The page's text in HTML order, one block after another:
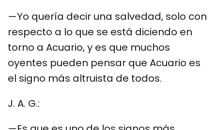
—Yo quería decir una salvedad, solo con
respecto a lo que se está diciendo en
torno a Acuario, y es que muchos
oyentes pueden pensar que Acuario es
el signo más altruista de todos.
J. A. G.: